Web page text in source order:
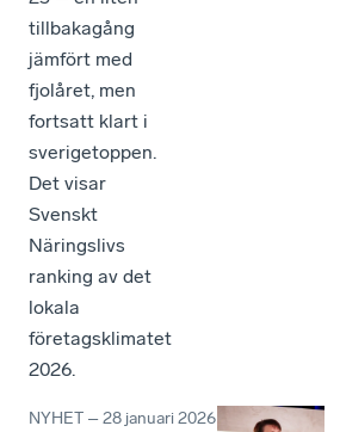
tillbakagång
jämfört med
fjolåret, men
fortsatt klart i
sverigetoppen.
Det visar
Svenskt
Näringslivs
ranking av det
lokala
företagsklimatet
2026.
NYHET –28 januari 2026